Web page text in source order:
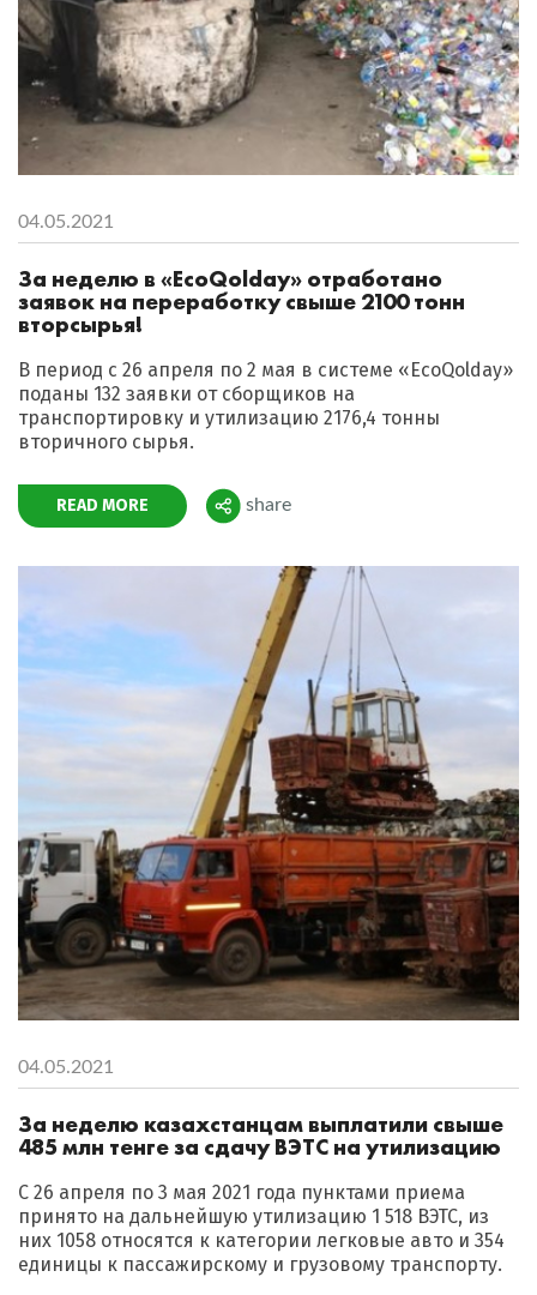
04.05.2021
За неделю в «EcoQolday» отработано
заявок на переработку свыше 2100 тонн
вторсырья!
В период с 26 апреля по 2 мая в системе «EcoQolday»
поданы 132 заявки от сборщиков на
транспортировку и утилизацию 2176,4 тонны
вторичного сырья.
READ MORE Поделиться
share
04.05.2021
За неделю казахстанцам выплатили свыше
485 млн тенге за сдачу ВЭТС на утилизацию
С 26 апреля по 3 мая 2021 года пунктами приема
принято на дальнейшую утилизацию 1 518 ВЭТС, из
них 1058 относятся к категории легковые авто и 354
единицы к пассажирскому и грузовому транспорту.